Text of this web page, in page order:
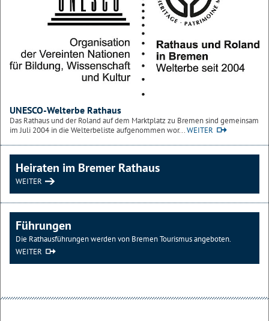
UNESCO-Welterbe Rathaus
Das Rathaus und der Roland auf dem Marktplatz zu Bremen sind gemeinsam
im Juli 2004 in die Welterbeliste aufgenommen wor...WEITER
Heiraten im Bremer Rathaus
WEITER
Führungen
Die Rathausführungen werden von Bremen Tourismus angeboten.
WEITER